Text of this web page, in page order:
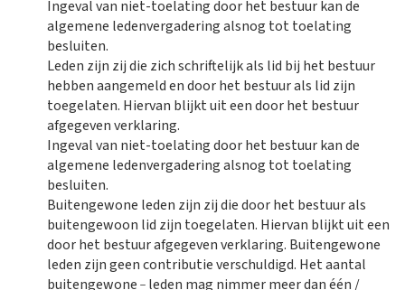
Ingeval van niet-toelating door het bestuur kan de
algemene ledenvergadering alsnog tot toelating
besluiten.
Leden zijn zij die zich schriftelijk als lid bij het bestuur
hebben aangemeld en door het bestuur als lid zijn
toegelaten. Hiervan blijkt uit een door het bestuur
afgegeven verklaring.
Ingeval van niet-toelating door het bestuur kan de
algemene ledenvergadering alsnog tot toelating
besluiten.
Buitengewone leden zijn zij die door het bestuur als
buitengewoon lid zijn toegelaten. Hiervan blijkt uit een
door het bestuur afgegeven verklaring. Buitengewone
leden zijn geen contributie verschuldigd. Het aantal
buitengewone
leden mag nimmer meer dan één /